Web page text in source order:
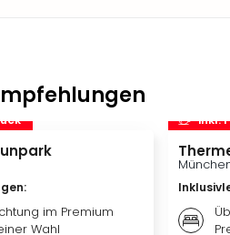
:
im Premium
Wahl
inkl.